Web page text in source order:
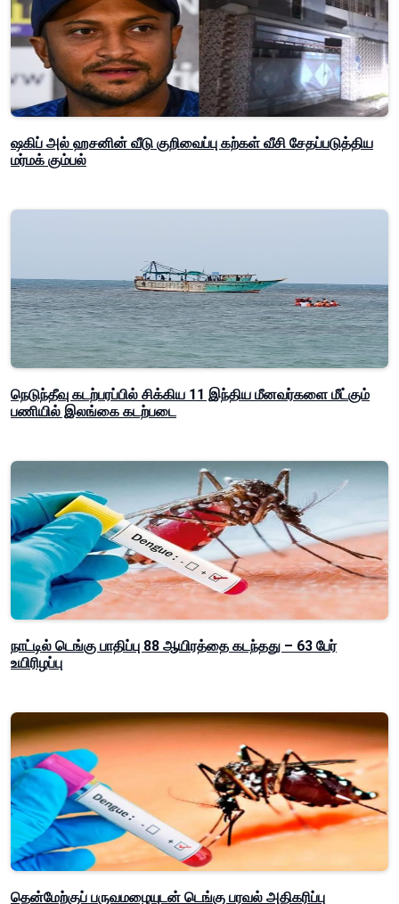
ஷகிப் அல் ஹசனின் வீடு குறிவைப்பு கற்கள் வீசி சேதப்படுத்திய
மர்மக் கும்பல்
நெடுந்தீவு கடற்பரப்பில் சிக்கிய 11 இந்திய மீனவர்களை மீட்கும்
பணியில் இலங்கை கடற்படை
நாட்டில் டெங்கு பாதிப்பு 88 ஆயிரத்தை கடந்தது – 63 பேர்
உயிரிழப்பு
தென்மேற்குப் பருவமழையுடன் டெங்கு பரவல் அதிகரிப்பு